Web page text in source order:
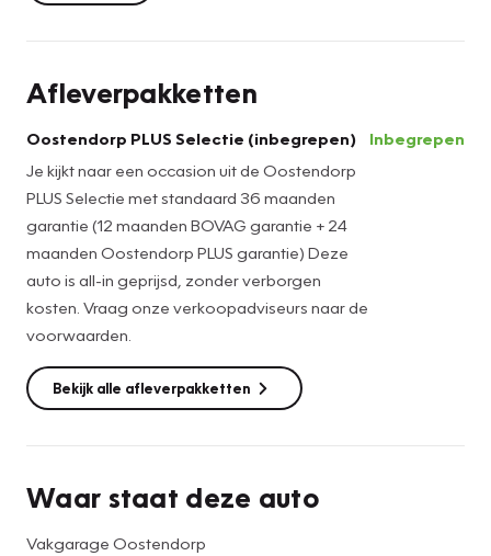
getint glas, in delen neerklapbare achterbank en
Twijfelen hoeveel ruimte u achter de auto heeft? Met de
adaptive cruise control houdt deze auto automatisch
afstand tot uw voorligger. De electronic climate control
zorgt onder alle omstandigheden voor een prettige
temperatuur. Muziek aan, muziek uit? Het kan met een
simpele vingerbeweging dankzij de audiobediening op het
stuur! De DAB-ontvanger zorgt voor een ruime keuze uit
digitale radiozenders en een kristalheldere
geluidsweergave. Ook regensensor, lederen stuur, centrale
deurvergrendeling met afstandsbediening, bagage
afdekhoes en boordcomputer zijn aan boord.
veiligheid onderweg levert de verkeersbord-detectie in
Afleverpakketten
Oostendorp PLUS Selectie (inbegrepen)
Je kijkt naar een occasion uit de Oostendorp
PLUS Selectie met standaard 36 maanden
garantie (12 maanden BOVAG garantie + 24
maanden Oostendorp PLUS garantie) Deze
auto is all-in geprijsd, zonder verborgen
kosten. Vraag onze verkoopadviseurs naar de
voorwaarden.
Inbegrepen
Bekijk alle afleverpakketten
Waar staat deze auto
Vakgarage Oostendorp